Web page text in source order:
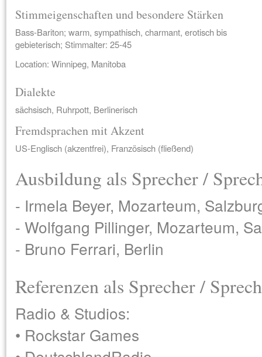
Stimmeigenschaften und besondere Stärken
Bass-Bariton; warm, sympathisch, charmant, erotisch bis
gebieterisch; Stimmalter: 25-45
Location: Winnipeg, Manitoba
Dialekte
sächsisch, Ruhrpott, Berlinerisch
Fremdsprachen mit Akzent
US-Englisch (akzentfrei), Französisch (fließend)
Ausbildung als Sprecher /
- Irmela Beyer, Mozarteum,
- Wolfgang Pillinger, Mozarteum,
- Bruno Ferrari, Berlin
Referenzen als Sprecher /
Radio & Studios:
• Rockstar Games